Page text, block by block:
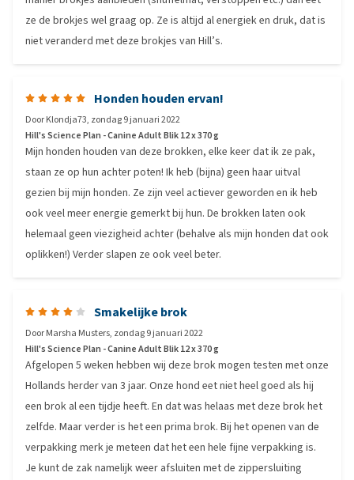
ze de brokjes wel graag op. Ze is altijd al energiek en druk, dat is
niet veranderd met deze brokjes van Hill’s.
Honden houden ervan!
DoorKlondja73, zondag 9 januari 2022
Hill's Science Plan - Canine Adult Blik 12 x 370 g
Mijn honden houden van deze brokken, elke keer dat ik ze pak,
staan ze op hun achter poten! Ik heb (bijna) geen haar uitval
gezien bij mijn honden. Ze zijn veel actiever geworden en ik heb
ook veel meer energie gemerkt bij hun. De brokken laten ook
helemaal geen viezigheid achter (behalve als mijn honden dat ook
oplikken!) Verder slapen ze ook veel beter.
Smakelijke brok
DoorMarsha Musters, zondag 9 januari 2022
Hill's Science Plan - Canine Adult Blik 12 x 370 g
Afgelopen 5 weken hebben wij deze brok mogen testen met onze
Hollands herder van 3 jaar. Onze hond eet niet heel goed als hij
een brok al een tijdje heeft. En dat was helaas met deze brok het
zelfde. Maar verder is het een prima brok. Bij het openen van de
verpakking merk je meteen dat het een hele fijne verpakking is.
Je kunt de zak namelijk weer afsluiten met de zippersluiting